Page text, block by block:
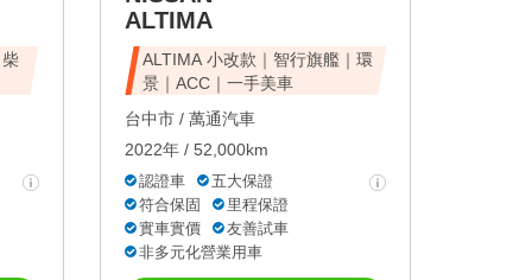
ALTIMA
ALTIMA 小改款｜智行旗艦｜環
景｜ACC｜一手美車
台中市 / 萬通汽車
2022年 / 52,000km
認證車
五大保證
符合保固
里程保證
實車實價
友善試車
非多元化營業用車